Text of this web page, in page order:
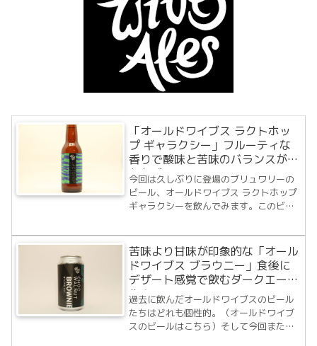
「オールドワイブス ラクトホッ
プ ギャラクシー」フルーティな
香りで酸味と苦味のバランスがと
れたビール！
今回は久しぶりに登場のブリュワリーの
ビール、オールドワイブス ラクトホップ
ギャラクシーを飲んでみます。このビー
ビールを飲んでいますが、どれも個性的
なビールだった記憶があります。今回の
オールドワイブスエールのビールはサワ
ービー...
苦味より甘味が印象的な「オール
ドワイブス ブラウニー」食後に
デザート感覚で飲むダークエー
ル！
過去に飲んだオールドワイブスのビール
たちはどれも個性的。（オールドワイブ
スのビールはこちら）そして今回またも